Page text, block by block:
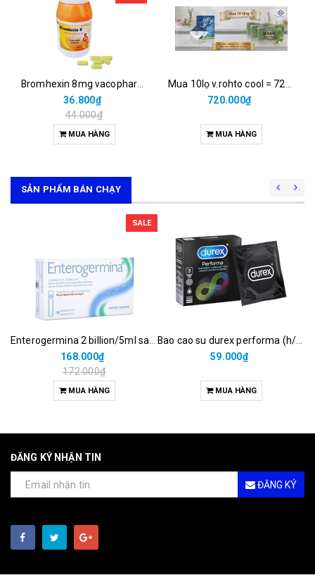
36.800₫
44.000₫
MUA HÀNG
720.000₫
MUA HÀNG
SẢN PHẨM BÁN CHẠY
SALE
168.000₫
172.000₫
MUA HÀNG
59.000₫
MUA HÀNG
ĐĂNG KÝ NHẬN TIN
ĐĂNG KÝ